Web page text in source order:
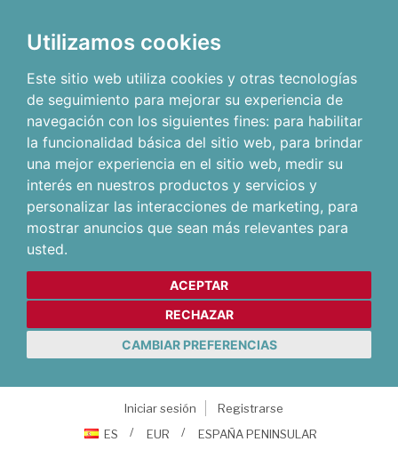
Utilizamos cookies
Este sitio web utiliza cookies y otras tecnologías
de seguimiento para mejorar su experiencia de
navegación con los siguientes fines: para habilitar
la funcionalidad básica del sitio web, para brindar
una mejor experiencia en el sitio web, medir su
interés en nuestros productos y servicios y
personalizar las interacciones de marketing, para
mostrar anuncios que sean más relevantes para
usted.
ACEPTAR
RECHAZAR
CAMBIAR PREFERENCIAS
Iniciar sesión
Registrarse
ES
EUR ESPAÑA PENINSULAR